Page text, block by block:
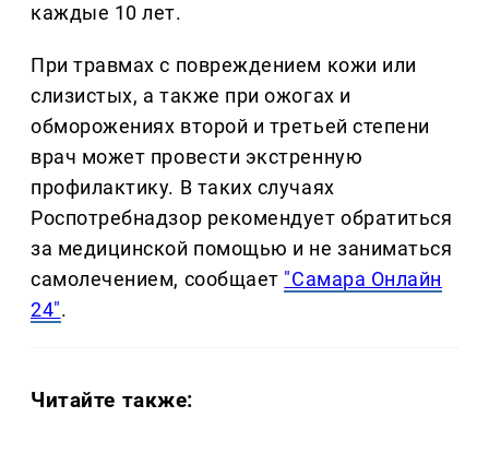
каждые 10 лет.
При травмах с повреждением кожи или
слизистых, а также при ожогах и
обморожениях второй и третьей степени
врач может провести экстренную
профилактику. В таких случаях
Роспотребнадзор рекомендует обратиться
за медицинской помощью и не заниматься
самолечением, сообщает "Самара Онлайн
24".
Читайте также: